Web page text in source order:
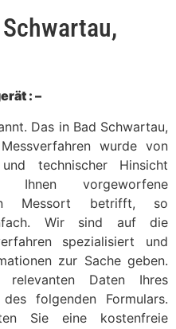
: –
Das in Bad Schwartau,
wurde von
technischer Hinsicht
vorgeworfene
Messort betrifft, so
Wir sind auf die
spezialisiert und
zur Sache geben.
Daten Ihres
folgenden Formulars.
Sie eine kostenfreie